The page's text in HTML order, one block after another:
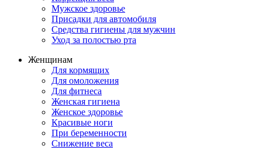
Мужское здоровье
Присадки для автомобиля
Средства гигиены для мужчин
Уход за полостью рта
Женщинам
Для кормящих
Для омоложения
Для фитнеса
Женская гигиена
Женское здоровье
Красивые ноги
При беременности
Снижение веса